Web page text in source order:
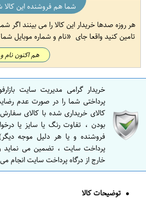
شما هم فروشنده این کالا
هر روزه صدها خریدار این کالا را می بینند اگر
تامین کنید واقعا جای
نام و شماره موبایل شما
هم اکنون نام و
خریدار گرامی مدیریت سایت
پرداختی شما را در صورت عدم
کالای خریداری شده با کالای
بودن ، تفاوت رنگ یا سایز یا
فروشنده و یا هر دلیل موجه
پرداخت سایت ، تضمین می نماید
خارج از درگاه پرداخت سایت انجام
توضیحات کالا